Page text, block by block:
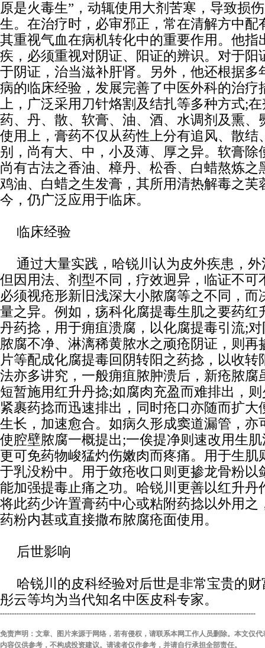
原是火毒生”，动辄使用大剂苦寒，导致损
生。在治疗时，必审邪正，常在清解方中配
其重视气血在病机转化中的重要作用。他指
疾，必须重视对阴证、阳证的辨识。对于阳
于阴证，治当滋补肝肾。另外，他还根据多
病的临床经验，发展完善了中医外科的治疗
上，广泛采用刀针烙割及结扎等多种方式;
药、丹、散、软膏、油、酒、水调剂及熏、
使用上，膏药不仅从药性上分有追风、散结
别，尚有大、中，小及薄、厚之异。软膏除
尚有古法之香油、樟丹、松香、白蜡熬炼之
鸡油、白蜡之生发膏，其所用清热解毒之芙
今，仍广泛应用于临床。
临床经验
通过大量实践，哈锐川认为皮外疾患，
但因用法、剂型不同，疗效迥异，临证不可
必须视疮形新旧浅深大小脓腐等之不同，而
量之异。例如，疡科化腐提毒生肌之要药红
丹药捻，用于痈疽溃腐，以化腐提毒引流;
脓腐不净、淋漓稀黄脓水之顽疮阴证，则再
片等配成化腐提毒回阴转阳之药捻，以收转
法亦多讲究，一般痈疽脓肿溃后，新疮脓腐
短暂施用红升丹捻;如腐肉充盈而难排出，
紧裹药捻而迅速排出，同时疮口亦随而扩大
生长，加速愈合。如病久形成窦道漏管，亦
使腔壁脓腐一概提出;一俟提净则速改用生
更可免药物峻猛灼伤嫩肉而疼痛。用于生肌
于乳没粉中。用于敛疮收口则更掺龙骨粉以
能加强提毒止痛之功。哈锐川更善以红升丹
将此药少许置膏药中心或粘附药捻以外用之
药粉内甚或直接撒布脓腐疮面使用。
后世影响
哈锐川的皮科经验对后世是非常宝贵的
彤云等均为当代知名中医皮科专家。
------------------------------------------------------------------------------------------------------------
免责声明：文章、图片来源于网络，若有侵权，请联系本网工作人员删除。本文仅
内容仅供参考，不构成投资建议。请读者仅作参考，并请自行承担全部责任。